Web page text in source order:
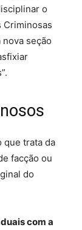
o
Criminosas
seção
que trata da
facção ou
do
com a